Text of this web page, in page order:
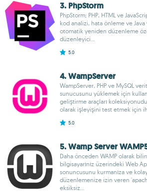
3. PhpStorm
PhpStorm; PHP, HTML ve
kod analizi, hata önleme ve Java
otomatik yeniden düzenleme
düzenleyici...
5.0
4. WampServer
WampServer, PHP ve MySQL
sunucusunu yüklemek için
geliştirme araçları
olarak işleyişini test etmek için
5.0
5. Wamp Server
Daha önceden WAMP olarak
bilgisayarınız üzerindeki Web
sonuncusunu kurmanıza ve
düzenlemenize izin veren
eksiksiz...